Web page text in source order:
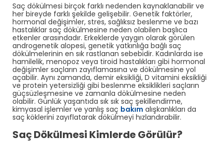
Saç dökülmesi birçok farklı nedenden kaynaklanabilir ve
her bireyde farklı şekilde gelişebilir. Genetik faktörler,
hormonal değişimler, stres, sağlıksız beslenme ve bazı
hastalıklar saç dökülmesine neden olabilen başlıca
etkenler arasındadır. Erkeklerde yaygın olarak görülen
androgenetik alopesi, genetik yatkınlığa bağlı saç
dökülmelerinin en sık rastlanan sebebidir. Kadınlarda ise
hamilelik, menopoz veya tiroid hastalıkları gibi hormonal
değişimler saçların zayıflamasına ve dökülmesine yol
açabilir. Aynı zamanda, demir eksikliği, D vitamini eksikliği
ve protein yetersizliği gibi beslenme eksiklikleri saçların
güçsüzleşmesine ve zamanla dökülmesine neden
olabilir. Günlük yaşantıda sık sık saç şekillendirme,
kimyasal işlemler ve yanlış saç bakım alışkanlıkları da
saç köklerini zayıflatarak dökülmeyi hızlandırabilir.
Saç Dökülmesi Kimlerde Görülür?